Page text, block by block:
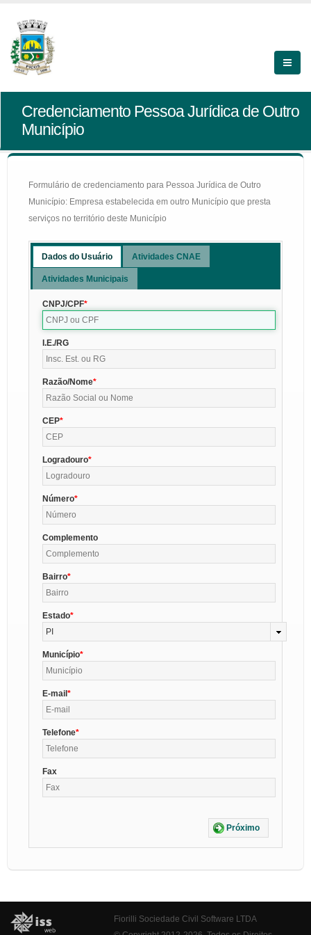
Credenciamento Pessoa Jurídica de Outro
Município
Formulário de credenciamento para Pessoa Jurídica de Outro
Município: Empresa estabelecida em outro Município que presta
serviços no território deste Município
Dados do Usuário Atividades CNAE
Atividades Municipais
CNPJ/CPF
I.E./RG
Razão/Nome
CEP
Logradouro
Número
Complemento
Bairro
Estado
PI
Município
E-mail
Telefone
Fax
Próximo
Fiorilli Sociedade Civil Software LTDA